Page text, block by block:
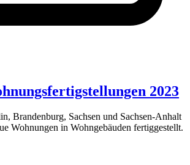
2023
Brandenburg, Sachsen und Sachsen-Anhalt
Wohnungen in Wohngebäuden fertiggestellt.